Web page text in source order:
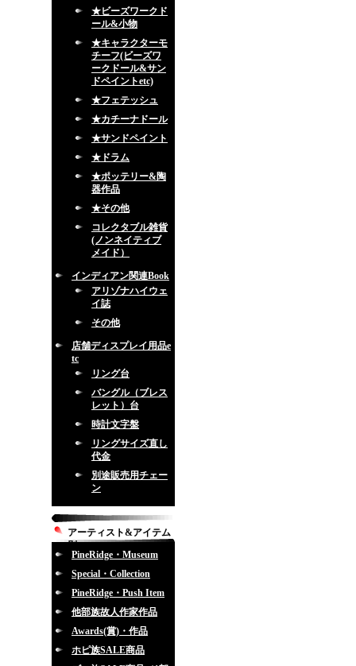
★ビーズワークド
ール&小物
★キャラクターモ
チーフ(ビーズワ
ークドール&サン
ドペイントetc)
★フェテッシュ
★カチーナドール
★サンドペイント
★ドラム
★ポッテリー&陶
器作品
★その他
コレクタブル雑貨
(ノンネイティブ
メイド）
インディアン関連Book
アリゾナハイウェ
イ誌
その他
店舗ディスプレイ用品e
tc
リング台
バングル（ブレス
レット）台
時計文字盤
リングサイズ直し
代金
別途販売用チェー
ン
アーティスト&アイテム
別
PineRidge・Museum
Special・Collection
PineRidge・Push Item
他部族故人作家作品
Awards(賞)・作品
ホピ族SALE商品